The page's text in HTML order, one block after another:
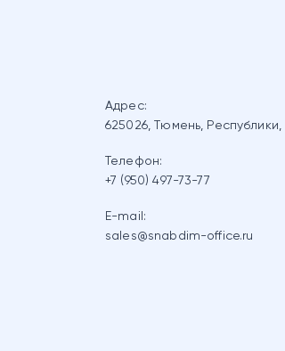
Адрес:
625026, Тюмень, Республики,
Телефон:
+7 (950) 497-73-77
E-mail:
sales@snabdim-office.ru